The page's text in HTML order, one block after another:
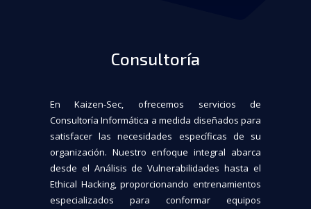
Consultoría
En Kaizen-Sec, ofrecemos servicios de
Consultoría Informática a medida diseñados para
satisfacer las necesidades específicas de su
organización. Nuestro enfoque integral abarca
desde el Análisis de Vulnerabilidades hasta el
Ethical Hacking, proporcionando entrenamientos
especializados para conformar equipos